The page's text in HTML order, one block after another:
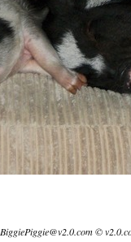
BiggiePiggie@v2.0.com ©